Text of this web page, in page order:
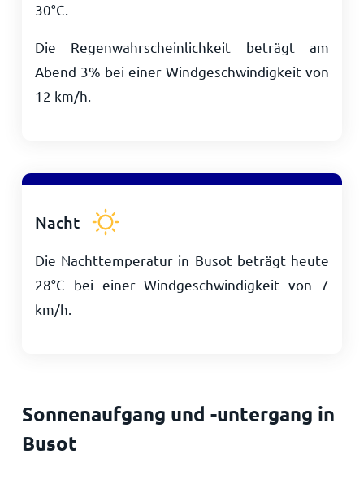
30°C
Die Regenwahrscheinlichkeit beträgt am
Abend 3% bei einer Windgeschwindigkeit von
12 km/h
Nacht
Die Nachttemperatur in Busot beträgt heute
28°C bei einer Windgeschwindigkeit von 7
km/h
Sonnenaufgang und -untergang in
Busot